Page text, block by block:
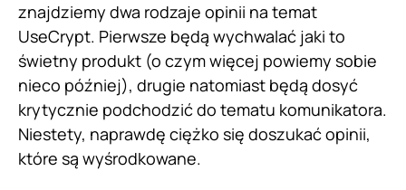
znajdziemy dwa rodzaje opinii na temat
UseCrypt. Pierwsze będą wychwalać jaki to
świetny produkt (o czym więcej powiemy sobie
nieco później), drugie natomiast będą dosyć
krytycznie podchodzić do tematu komunikatora.
Niestety, naprawdę ciężko się doszukać opinii,
które są wyśrodkowane.